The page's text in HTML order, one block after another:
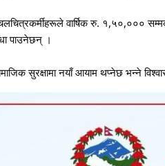
वार्षिक रु. १,५०,०००
पाउनेछन् ।
सुरक्षामा नयाँ आयाम थप्नेछ भन्ने